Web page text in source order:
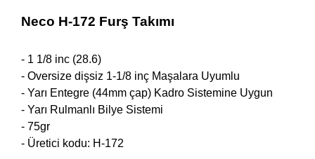
Neco H-172 Furş Takımı
- 1 1/8 inc (28.6)
- Oversize dişsiz 1-1/8 inç Maşalara Uyumlu
- Yarı Entegre (44mm çap) Kadro Sistemine Uygun
- Yarı Rulmanlı Bilye Sistemi
- 75gr
- Üretici kodu: H-172